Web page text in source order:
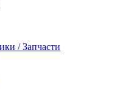
/ Запчасти